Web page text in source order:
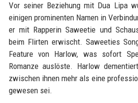
Vor seiner Beziehung mit Dua Lipa
einigen prominenten Namen in
er mit Rapperin Saweetie und
beim Flirten erwischt. Saweeties
Feature von Harlow, was sofort
Romanze auslöste. Harlow
zwischen ihnen mehr als eine
gewesen sei.